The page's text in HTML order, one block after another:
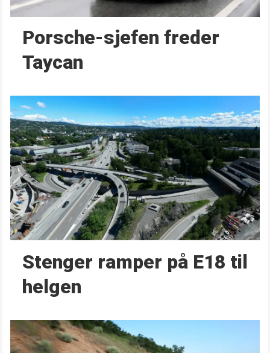
Porsche-sjefen freder
Taycan
Stenger ramper på E18 til
helgen